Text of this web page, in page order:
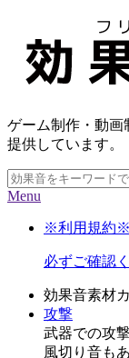
ゲーム制作・動画
提供しています。
Menu
※利用規約※
必ずご確認
効果音素材
攻撃
武器での攻
風切り音も